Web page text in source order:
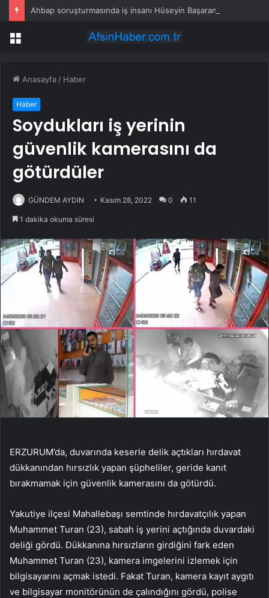
Menü
Anasayfa / Haber
Haber
Soydukları iş yerinin
güvenlik kamerasını da
götürdüler
GÜNDEM AYDIN Kasım 28, 2022 0 11
1 dakika okuma süresi
ERZURUM’da, duvarında keserle delik açtıkları hırdavat
dükkanından hırsızlık yapan şüpheliler, geride kanıt
bırakmamak için güvenlik kamerasını da götürdü.
Yakutiye ilçesi Mahallebaşı semtinde hırdavatçılık yapan
Muhammet Turan (23), sabah iş yerini açtığında duvardaki
deliği gördü. Dükkanına hırsızların girdiğini fark eden
Muhammet Turan (23), kamera imgelerini izlemek için
bilgisayarını açmak istedi. Fakat Turan, kamera kayıt aygıtı
ve bilgisayar monitörünün de çalındığını gördü, polise